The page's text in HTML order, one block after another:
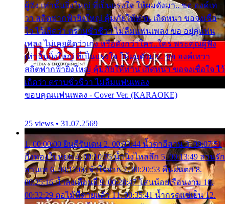
ผู้ฟัง เท่านั้นยิ่งใหญ่ ที่เป็นแรงใจ ให้ผมดังมา.. ขอ องค์เท
วา สถิตฟากฟ้ายิ่งใหญ่ คุ้มภัยให้ท่าน เถิดหนา ขอจงเชื่อ
ใจ ไว้เถิดว่า ตราบชั่วชีวา ไม่ลืมแฟนเพลง ขอ อยู่คู่แฟน
เพลง ไม่เคยคิดว่าเก่ง หรือดังกว่าใคร..ใคร พระคุณผู้ฟัง
เท่านั้นยิ่งใหญ่ ที่เป็นแรงใจ ให้ผมดังมา.. ขอ องค์เทวา
สถิตฟากฟ้ายิ่งใหญ่ คุ้มภัยให้ท่าน เถิดหนา ขอจงเชื่อใจ ไว้
เถิดว่า ตราบชั่วชีวา ไม่ลืมแฟนเพลง
ขอบคุณแฟนเพลง - Cover Ver. (KARAOKE)
25 views • 31.07.2569
1. 00:00:00 ยินดีรับเดน 2. 00:03:44 น้ำตาอีสาน 3. 00:07:51
กิ่งทองใบหยก 4. 00:10:35 น้ำนิ่งไหลลึก 5. 00:13:49 ลานรัก
ลานเท 6. 00:17:06 จำใจจาก 7. 00:20:53 คืนฝนตก 8.
00:25:16 น้ำลงเดือนยี่ 9. 00:28:47 โสนน้อยเรือนงาม 10.
00:32:29 ตอไม้ที่ตายแล้ว 11. 00:35:41 น้ำกรดแช่เย็น 12.